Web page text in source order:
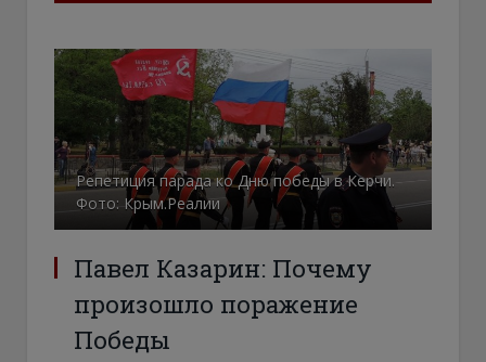
Репетиция парада ко Дню победы в Керчи.
Фото: Крым.Реалии
Павел Казарин: Почему
произошло поражение
Победы